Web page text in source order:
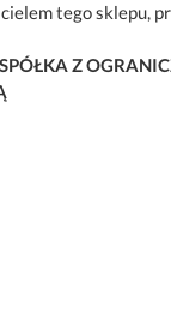
tego sklepu,
Z